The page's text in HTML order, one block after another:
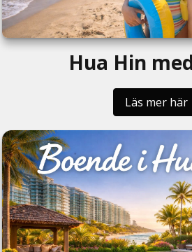
Hua Hin
Läs mer här